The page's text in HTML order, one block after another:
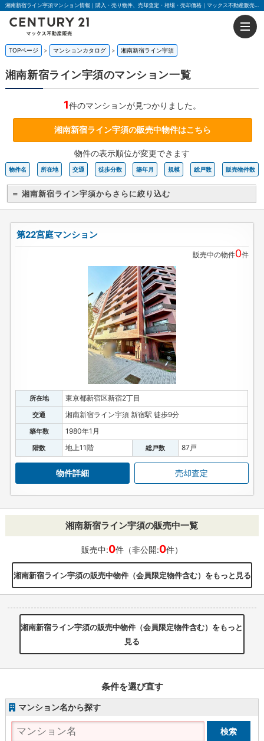
湘南新宿ライン宇須マンション情報｜購入・売り物件、売却査定・相場・売却価格｜マックス不動産販売 東京八王子店・東京荻窪店
TOPページ マンションカタログ 湘南新宿ライン宇須
湘南新宿ライン宇須のマンション一覧
1件のマンションが見つかりました。
湘南新宿ライン宇須の販売中物件はこちら
物件の表示順位が変更できます
物件名 所在地 交通 徒歩分数 築年月 規模 総戸数 販売物件数
＝ 湘南新宿ライン宇須からさらに絞り込む
第22宮庭マンション
販売中の物件0件
所在地 東京都新宿区新宿2丁目
交通 湘南新宿ライン宇須 新宿駅 徒歩9分
築年数 1980年1月
階数 地上11階 総戸数 87戸
物件詳細 売却査定
湘南新宿ライン宇須の販売中一覧
販売中:0件（非公開:0件）
湘南新宿ライン宇須の販売中物件（会員限定物件含む）をもっと見る
湘南新宿ライン宇須の販売中物件（会員限定物件含む）をもっと
見る
条件を選び直す
マンション名から探す